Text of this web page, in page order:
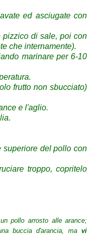
ed asciugate con
pizzico di sale, poi con
che internamente).
marinare per 6-10
frutto non sbucciato)
e l'aglio.
.
superiore del pollocon
troppo, copritelo
pollo arrostoalle arance;
buccia d'arancia, mavi